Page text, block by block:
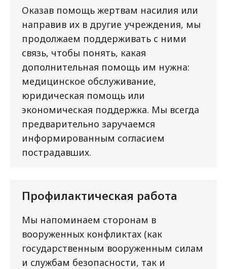
Оказав помощь жертвам насилия или
направив их в другие учреждения, мы
продолжаем поддерживать с ними
связь, чтобы понять, какая
дополнительная помощь им нужна:
медицинское обслуживание,
юридическая помощь или
экономическая поддержка. Мы всегда
предварительно заручаемся
информированным согласием
пострадавших.
Профилактическая работа
Мы напоминаем сторонам в
вооруженных конфликтах (как
государственным вооруженным силам
и службам безопасности, так и